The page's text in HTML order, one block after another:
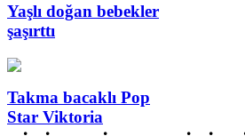
Yaşlı doğan bebekler
şaşırttı
Takma bacaklı Pop
Star Viktoria